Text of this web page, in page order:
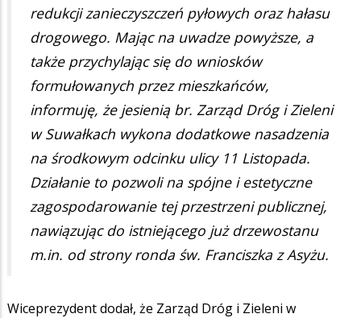
redukcji zanieczyszczeń pyłowych oraz hałasu
drogowego. Mając na uwadze powyższe, a
także przychylając się do wniosków
formułowanych przez mieszkańców,
informuję, że jesienią br. Zarząd Dróg i Zieleni
w Suwałkach wykona dodatkowe nasadzenia
na środkowym odcinku ulicy 11 Listopada.
Działanie to pozwoli na spójne i estetyczne
zagospodarowanie tej przestrzeni publicznej,
nawiązując do istniejącego już drzewostanu
m.in. od strony ronda św. Franciszka z Asyżu.
Wiceprezydent dodał, że Zarząd Dróg i Zieleni w